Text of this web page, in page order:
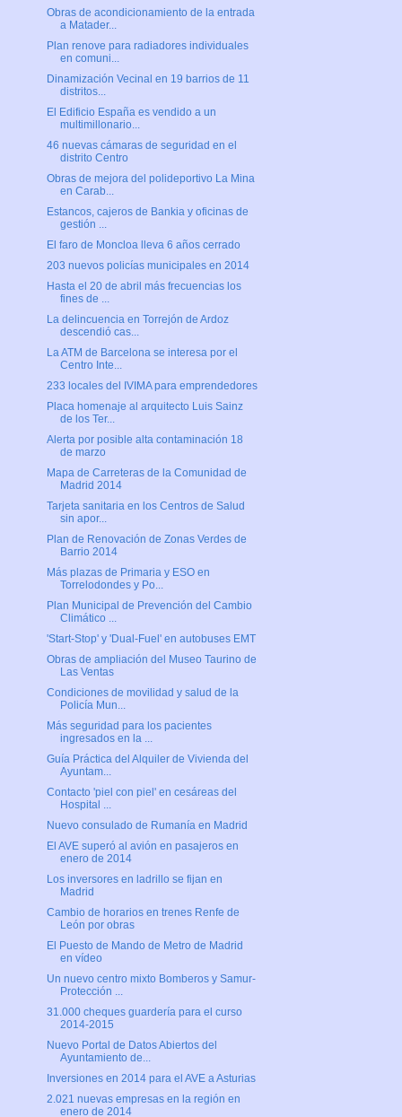
Obras de acondicionamiento de la entrada
a Matader...
Plan renove para radiadores individuales
en comuni...
Dinamización Vecinal en 19 barrios de 11
distritos...
El Edificio España es vendido a un
multimillonario...
46 nuevas cámaras de seguridad en el
distrito Centro
Obras de mejora del polideportivo La Mina
en Carab...
Estancos, cajeros de Bankia y oficinas de
gestión ...
El faro de Moncloa lleva 6 años cerrado
203 nuevos policías municipales en 2014
Hasta el 20 de abril más frecuencias los
fines de ...
La delincuencia en Torrejón de Ardoz
descendió cas...
La ATM de Barcelona se interesa por el
Centro Inte...
233 locales del IVIMA para emprendedores
Placa homenaje al arquitecto Luis Sainz
de los Ter...
Alerta por posible alta contaminación 18
de marzo
Mapa de Carreteras de la Comunidad de
Madrid 2014
Tarjeta sanitaria en los Centros de Salud
sin apor...
Plan de Renovación de Zonas Verdes de
Barrio 2014
Más plazas de Primaria y ESO en
Torrelodondes y Po...
Plan Municipal de Prevención del Cambio
Climático ...
'Start-Stop' y 'Dual-Fuel' en autobuses EMT
Obras de ampliación del Museo Taurino de
Las Ventas
Condiciones de movilidad y salud de la
Policía Mun...
Más seguridad para los pacientes
ingresados en la ...
Guía Práctica del Alquiler de Vivienda del
Ayuntam...
Contacto 'piel con piel' en cesáreas del
Hospital ...
Nuevo consulado de Rumanía en Madrid
El AVE superó al avión en pasajeros en
enero de 2014
Los inversores en ladrillo se fijan en
Madrid
Cambio de horarios en trenes Renfe de
León por obras
El Puesto de Mando de Metro de Madrid
en vídeo
Un nuevo centro mixto Bomberos y Samur-
Protección ...
31.000 cheques guardería para el curso
2014-2015
Nuevo Portal de Datos Abiertos del
Ayuntamiento de...
Inversiones en 2014 para el AVE a Asturias
2.021 nuevas empresas en la región en
enero de 2014